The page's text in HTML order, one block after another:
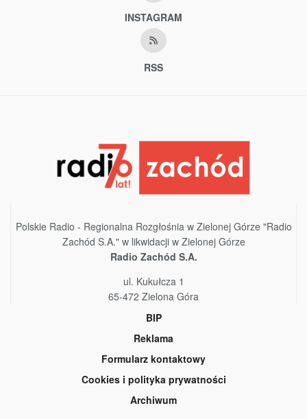
INSTAGRAM
RSS
Polskie Radio - Regionalna Rozgłośnia w Zielonej Górze "Radio
Zachód S.A." w likwidacji w Zielonej Górze
Radio Zachód S.A.
ul. Kukułcza 1
65-472 Zielona Góra
BIP
Reklama
Formularz kontaktowy
Cookies i polityka prywatności
Archiwum